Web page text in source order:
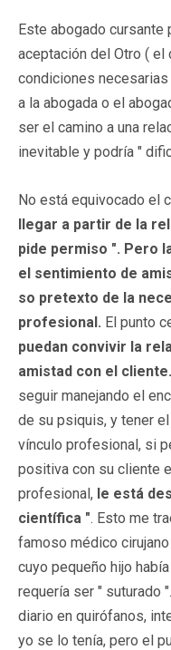
Este abogado cursante
aceptación del Otro (
condiciones
a la abogada o el
ser el camino a una
inevitable y podría "
No está equivocado el
llegar a partir de la
pide permiso ". Pero
el sentimiento de
so pretexto de la
profesional. El punto
puedan convivir la
amistad con el cliente.
seguir manejando el
de su psiquis, y tener
vínculo profesional, si
positiva con su cliente
profesional, le está
científica ". Esto me
famoso médico
cuyo pequeño hijo
requería ser " suturado
diario en quirófanos,
yo se lo tenía, pero el